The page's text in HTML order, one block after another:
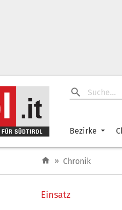
Bezirke
» Chronik
Einsatz